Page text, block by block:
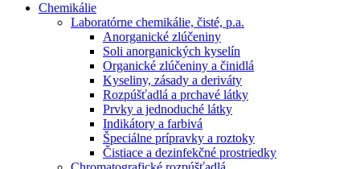
Chemikálie
Laboratórne chemikálie, čisté, p.a.
Anorganické zlúčeniny
Soli anorganických kyselín
Organické zlúčeniny a činidlá
Kyseliny, zásady a deriváty
Rozpúšťadlá a prchavé látky
Prvky a jednoduché látky
Indikátory a farbivá
Špeciálne prípravky a roztoky
Čistiace a dezinfekčné prostriedky